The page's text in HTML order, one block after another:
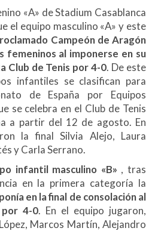
«A» de Stadium Casablanca
el equipo masculino «A» y este
Campeón de Aragón
femeninos al imponerse en su
Club de Tenis por 4-0. De este
infantiles se clasifican para
de España por Equipos
se celebra en el Club de Tenis
a partir del 12 de agosto. En
la final Silvia Alejo, Laura
y Carla Serrano.
infantil masculino «B» , tras
en la primera categoría la
en la final de consolación al
por 4-0. En el equipo jugaron,
Marcos Martín, Alejandro